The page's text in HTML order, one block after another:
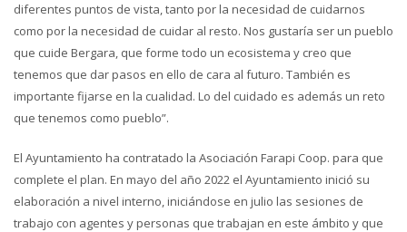
diferentes puntos de vista, tanto por la necesidad de cuidarnos
como por la necesidad de cuidar al resto. Nos gustaría ser un pueblo
que cuide Bergara, que forme todo un ecosistema y creo que
tenemos que dar pasos en ello de cara al futuro. También es
importante fijarse en la cualidad. Lo del cuidado es además un reto
que tenemos como pueblo”.
El Ayuntamiento ha contratado la Asociación Farapi Coop. para que
complete el plan. En mayo del año 2022 el Ayuntamiento inició su
elaboración a nivel interno, iniciándose en julio las sesiones de
trabajo con agentes y personas que trabajan en este ámbito y que